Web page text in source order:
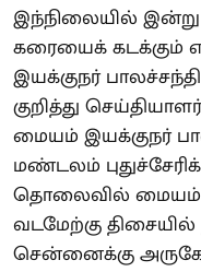
இந்நிலையில்
கரையைக்
இயக்குநர்
குறித்து
மையம் இயக்குநர்
மண்டலம்
தொலைவில் மையம்
வடமேற்கு
சென்னைக்கு